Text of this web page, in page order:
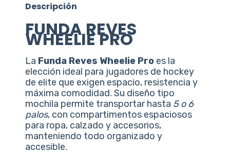
Descripción
FUNDA REVES
WHEELIE PRO
La Funda Reves Wheelie Pro es la
elección ideal para jugadores de hockey
de elite que exigen espacio, resistencia y
máxima comodidad. Su diseño tipo
mochila permite transportar hasta 5 o 6
palos, con compartimentos espaciosos
para ropa, calzado y accesorios,
manteniendo todo organizado y
accesible.